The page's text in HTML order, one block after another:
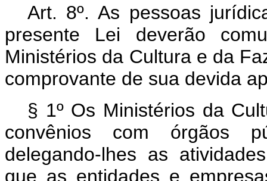
Art. 8º. As pessoas
presente Lei deverão
Ministérios da Cultura e da
comprovante de sua devida
§ 1º Os Ministérios da
convênios com órgãos
delegando-lhes as
que as entidades e